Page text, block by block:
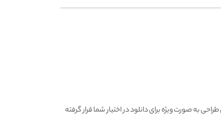
به صورت ویژه برای دانلود در اختیار شما قرار گرفته